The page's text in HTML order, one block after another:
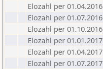
Elozahl per 01.04.2016
Elozahl per 01.07.2016
Elozahl per 01.10.2016
Elozahl per 01.01.2017
Elozahl per 01.04.2017
Elozahl per 01.07.2017